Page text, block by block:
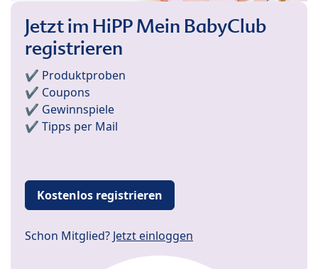
Jetzt im HiPP Mein BabyClub
registrieren
✔️ Produktproben
✔️ Coupons
✔️ Gewinnspiele
✔️ Tipps per Mail
Kostenlos registrieren
Schon Mitglied? Jetzt einloggen